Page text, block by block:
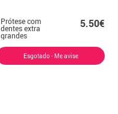
Prótese com
dentes extra
grandes
5.50€
Esgotado - Me avise